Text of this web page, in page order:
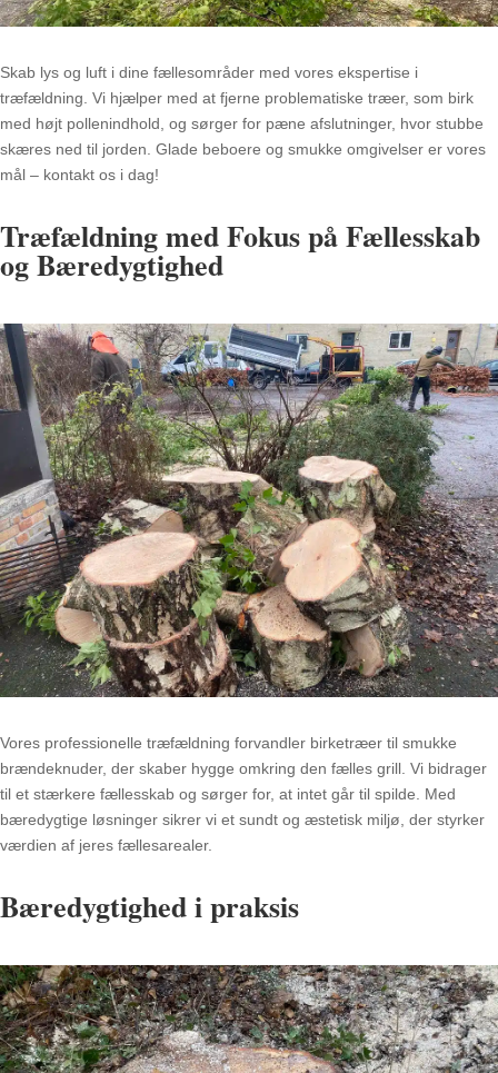
Skab lys og luft i dine fællesområder med vores ekspertise i
træfældning. Vi hjælper med at fjerne problematiske træer, som birk
med højt pollenindhold, og sørger for pæne afslutninger, hvor stubbe
skæres ned til jorden. Glade beboere og smukke omgivelser er vores
mål – kontakt os i dag!
Træfældning med Fokus på Fællesskab
og Bæredygtighed
Vores professionelle træfældning forvandler birketræer til smukke
brændeknuder, der skaber hygge omkring den fælles grill. Vi bidrager
til et stærkere fællesskab og sørger for, at intet går til spilde. Med
bæredygtige løsninger sikrer vi et sundt og æstetisk miljø, der styrker
værdien af jeres fællesarealer.
Bæredygtighed i praksis